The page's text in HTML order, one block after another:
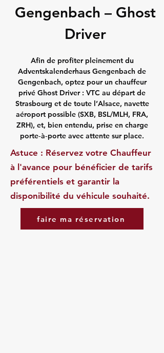
Gengenbach – Ghost
Driver
Afin de profiter pleinement du
Adventskalenderhaus Gengenbach de
Gengenbach, optez pour un chauffeur
privé Ghost Driver : VTC au départ de
Strasbourg et de toute l’Alsace, navette
aéroport possible (SXB, BSL/MLH, FRA,
ZRH), et, bien entendu, prise en charge
porte‑à‑porte avec attente sur place.
Astuce : Réservez votre Chauffeur
à l'avance pour bénéficier de tarifs
préférentiels et garantir la
disponibilité du véhicule souhaité.
faire ma réservation